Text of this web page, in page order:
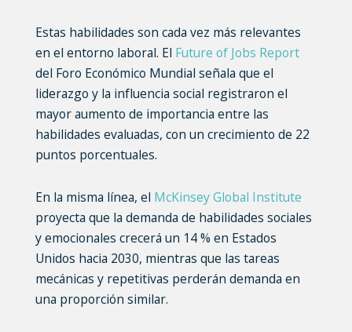
Estas habilidades son cada vez más relevantes
en el entorno laboral. El Future of Jobs Report
del Foro Económico Mundial señala que el
liderazgo y la influencia social registraron el
mayor aumento de importancia entre las
habilidades evaluadas, con un crecimiento de 22
puntos porcentuales.
En la misma línea, el McKinsey Global Institute
proyecta que la demanda de habilidades sociales
y emocionales crecerá un 14 % en Estados
Unidos hacia 2030, mientras que las tareas
mecánicas y repetitivas perderán demanda en
una proporción similar.